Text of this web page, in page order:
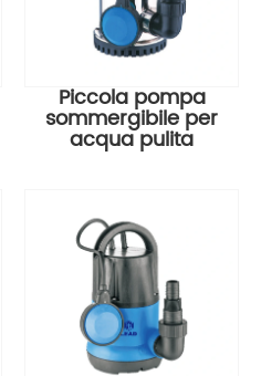
Piccola pompa
sommergibile per
acqua pulita